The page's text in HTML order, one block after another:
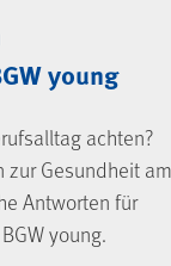
young
achten?
zur Gesundheit am
Antworten für
young.